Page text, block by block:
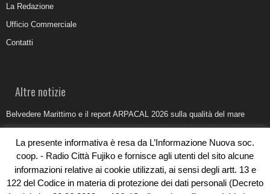
La Redazione
Ufficio Commerciale
Contatti
Altre notizie
Belvedere Marittimo e il report ARPACAL 2026 sulla qualità del mare
Umidità di risalita in casa, come riconoscere i segnali veri
Torna il Sun Donato Festival 2026
La presente informativa è resa da L’Informazione Nuova soc.
coop. - Radio Città Fujiko e fornisce agli utenti del sito alcune
informazioni relative ai cookie utilizzati, ai sensi degli artt. 13 e
122 del Codice in materia di protezione dei dati personali (Decreto